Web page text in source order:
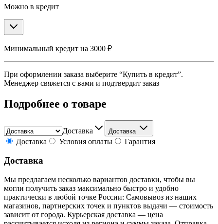
Можно в кредит
Минимальный кредит на 3000 ₽
При оформлении заказа выберите “Купить в кредит”.
Менеджер свяжется с вами и подтвердит заказ
Подробнее о товаре
Доставка Доставка
Доставка Условия оплаты Гарантия
Доставка
Мы предлагаем несколько вариантов доставки, чтобы вы
могли получить заказ максимально быстро и удобно
практически в любой точке России: Самовывоз из наших
магазинов, партнерских точек и пунктов выдачи — стоимость
зависит от города. Курьерская доставка — цена